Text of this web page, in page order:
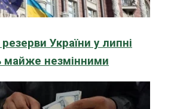
України у липні
майже незмінними